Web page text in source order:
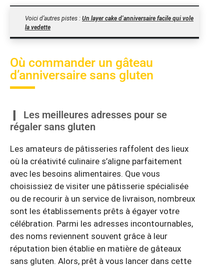
Voici d’autres pistes : Un layer cake d’anniversaire facile qui vole
la vedette
Où commander un gâteau
d’anniversaire sans gluten
Les meilleures adresses pour se
régaler sans gluten
Les amateurs de pâtisseries raffolent des lieux
où la créativité culinaire s’aligne parfaitement
avec les besoins alimentaires. Que vous
choisissiez de visiter une pâtisserie spécialisée
ou de recourir à un service de livraison, nombreux
sont les établissements prêts à égayer votre
célébration. Parmi les adresses incontournables,
des noms reviennent souvent grâce à leur
réputation bien établie en matière de gâteaux
sans gluten. Alors, prêt à vous lancer dans cette